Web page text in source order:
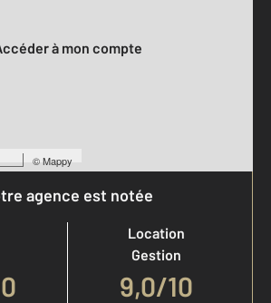
©Mappy
Accéder à mon compte
agence est notée
Location
Gestion
9,0/10